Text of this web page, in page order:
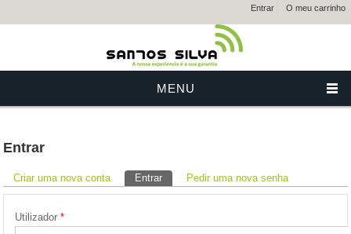
Entrar O meu carrinho
MENU
Entrar
Separadores primários
Criar uma nova conta Entrar (separador ativo)
Pedir uma nova senha
Utilizador *